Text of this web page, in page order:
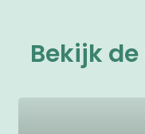
Bekijk